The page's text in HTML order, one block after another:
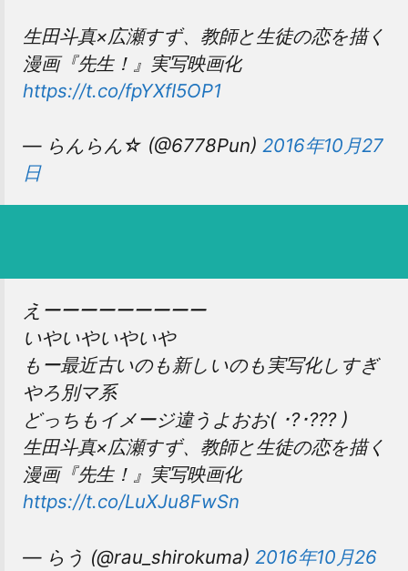
生田斗真×広瀬すず、教師と生徒の恋を描く
漫画『先生！』実写映画化
https://t.co/fpYXfI5OP1
— らんらん☆ (@6778Pun) 2016年10月27
日
えーーーーーーーーー
いやいやいやいや
もー最近古いのも新しいのも実写化しすぎ
やろ別マ系
どっちもイメージ違うよおお( ･?･??? )
生田斗真×広瀬すず、教師と生徒の恋を描く
漫画『先生！』実写映画化
https://t.co/LuXJu8FwSn
— らう (@rau_shirokuma) 2016年10月26